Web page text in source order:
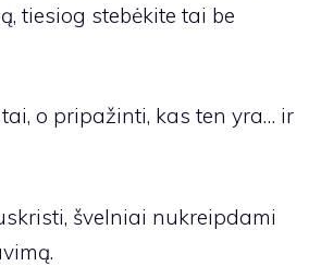
tiesiog stebėkite tai be
o pripažinti, kas ten yra… ir
švelniai nukreipdami